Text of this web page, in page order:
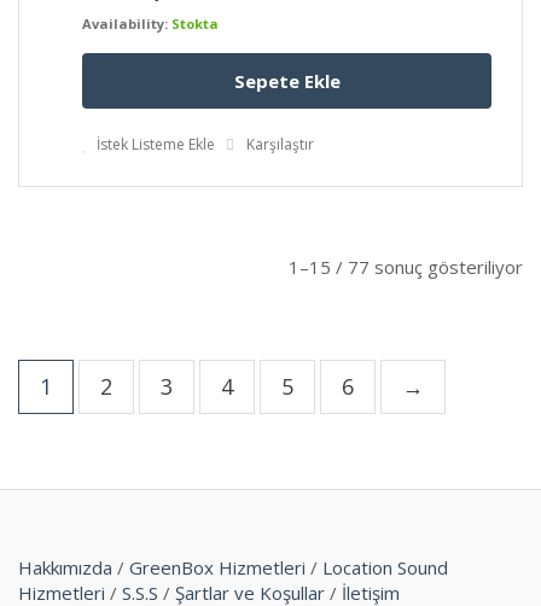
Availability: Stokta
Sepete Ekle
İstek Listeme Ekle Karşılaştır
1–15 / 77 sonuç gösteriliyor
1 2 3 4 5 6 →
Hakkımızda / GreenBox Hizmetleri / Location Sound
Hizmetleri / S.S.S / Şartlar ve Koşullar / İletişim